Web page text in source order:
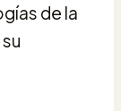
de la